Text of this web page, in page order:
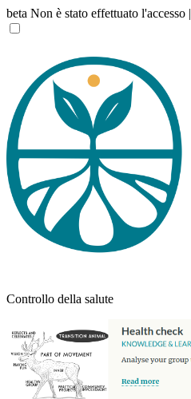
beta Non è stato effettuato l'accesso |
Controllo della salute